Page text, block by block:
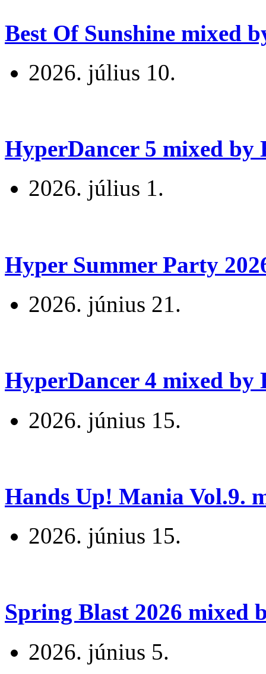
Best Of Sunshine mixed
2026. július 10.
HyperDancer 5 mixed by
2026. július 1.
Hyper Summer Party
2026. június 21.
HyperDancer 4 mixed by
2026. június 15.
Hands Up! Mania Vol.9.
2026. június 15.
Spring Blast 2026 mixed
2026. június 5.